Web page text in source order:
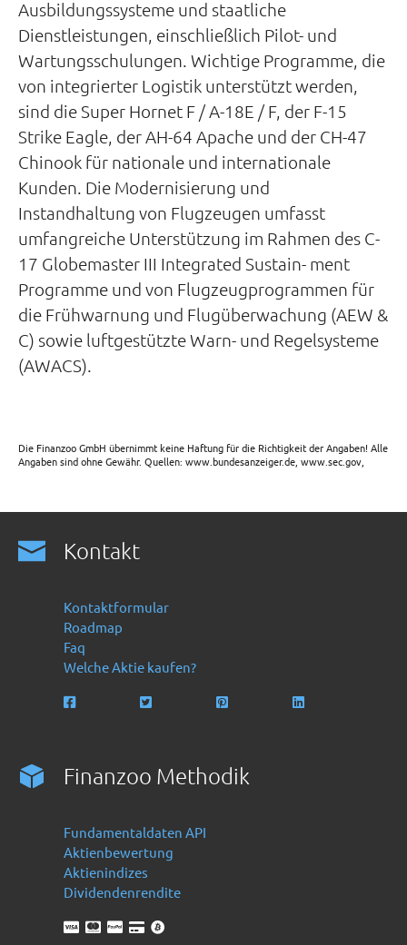
Ausbildungssysteme und staatliche
Dienstleistungen, einschließlich Pilot- und
Wartungsschulungen. Wichtige Programme, die
von integrierter Logistik unterstützt werden,
sind die Super Hornet F / A-18E / F, der F-15
Strike Eagle, der AH-64 Apache und der CH-47
Chinook für nationale und internationale
Kunden. Die Modernisierung und
Instandhaltung von Flugzeugen umfasst
umfangreiche Unterstützung im Rahmen des C-
17 Globemaster III Integrated Sustain- ment
Programme und von Flugzeugprogrammen für
die Frühwarnung und Flugüberwachung (AEW &
C) sowie luftgestützte Warn- und Regelsysteme
(AWACS).
Die Finanzoo GmbH übernimmt keine Haftung für die Richtigkeit der Angaben! Alle
Angaben sind ohne Gewähr. Quellen: www.bundesanzeiger.de, www.sec.gov,
Kontakt
Kontaktformular
Roadmap
Faq
Welche Aktie kaufen?
Finanzoo Methodik
Fundamentaldaten API
Aktienbewertung
Aktienindizes
Dividendenrendite